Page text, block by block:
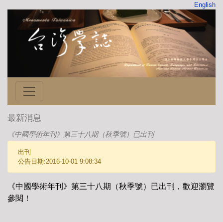
English
最新消息
《中國學術年刊》第三十八期（秋季號）已出刊
出刊
公告日期:2016-10-01 9:08:34
《中國學術年刊》第三十八期（秋季號）已出刊，歡迎瀏覽
參閱！